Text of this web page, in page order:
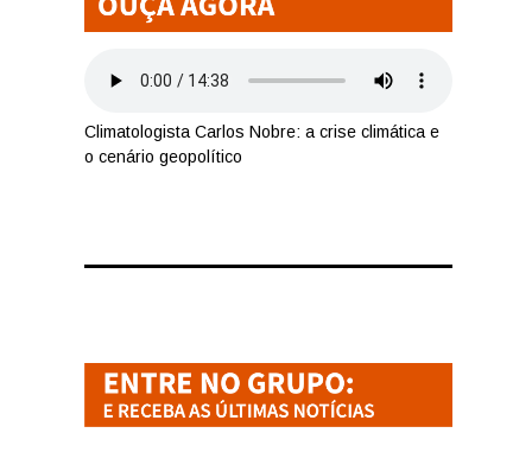
Climatologista Carlos Nobre: a crise climática e
o cenário geopolítico